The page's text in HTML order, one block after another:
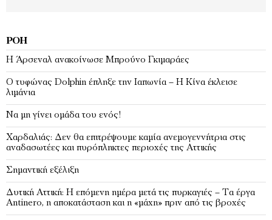
ΡΟΉ
Η Άρσεναλ ανακοίνωσε Μπρούνο Γκιμαράες
Ο τυφώνας Dolphin έπληξε την Ιαπωνία – H Κίνα έκλεισε
λιμάνια
Να μη γίνει ομάδα του ενός!
Χαρδαλιάς: Δεν θα επιτρέψουμε καμία ανεμογεννήτρια στις
αναδασωτέες και πυρόπληκτες περιοχές της Αττικής
Σημαντική εξέλιξη
Δυτική Αττική: Η επόμενη ημέρα μετά τις πυρκαγιές – Τα έργα
Antinero, η αποκατάσταση και η «μάχη» πριν από τις βροχές